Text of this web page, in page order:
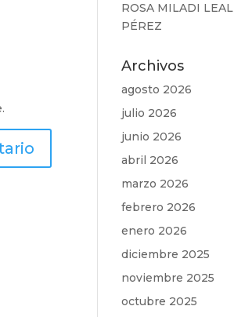
ROSA MILADI LEAL
PÉREZ
Archivos
agosto 2026
julio 2026
junio 2026
abril 2026
marzo 2026
febrero 2026
enero 2026
diciembre 2025
noviembre 2025
octubre 2025